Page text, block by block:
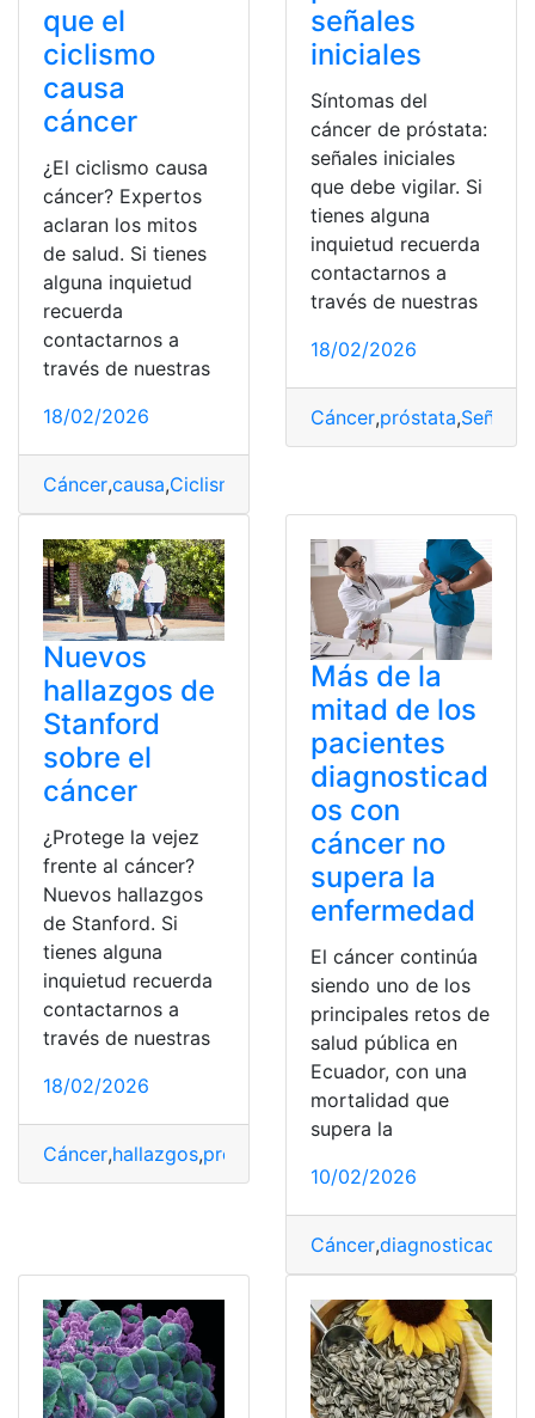
que el
ciclismo
causa
cáncer
¿El ciclismo causa
cáncer? Expertos
aclaran los mitos
de salud. Si tienes
alguna inquietud
recuerda
contactarnos a
través de nuestras
18/02/2026
Cáncer,causa,Ciclismo
señales
iniciales
Síntomas del
cáncer de próstata:
señales iniciales
que debe vigilar. Si
tienes alguna
inquietud recuerda
contactarnos a
través de nuestras
18/02/2026
Cáncer,próstata,Señales
Nuevos
hallazgos de
Stanford
sobre el
cáncer
¿Protege la vejez
frente al cáncer?
Nuevos hallazgos
de Stanford. Si
tienes alguna
inquietud recuerda
contactarnos a
través de nuestras
18/02/2026
Cáncer,hallazgos,protege
Más de la
mitad de los
pacientes
diagnosticad
os con
cáncer no
supera la
enfermedad
El cáncer continúa
siendo uno de los
principales retos de
salud pública en
Ecuador, con una
mortalidad que
supera la
10/02/2026
Cáncer,diagnosticados